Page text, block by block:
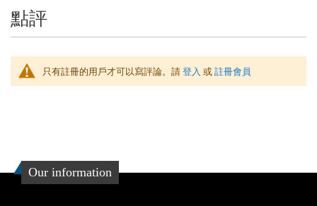
點評
只有註冊的用戶才可以寫評論。請登入 或註冊會員
Our information